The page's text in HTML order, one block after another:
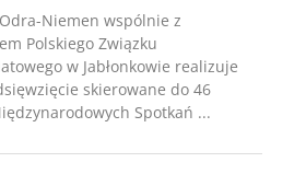
Niemen wspólnie z
Polskiego Związku
w Jabłonkowie realizuje
skierowane do 46
Spotkań ...